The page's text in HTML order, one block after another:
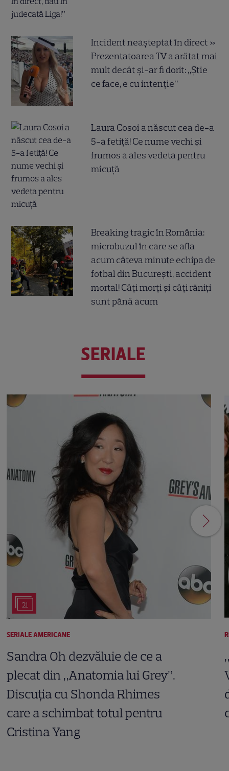
Incident neașteptat în direct »
Prezentatoarea TV a arătat mai
mult decât și-ar fi dorit: „Știe
ce face, e cu intenție”
Laura Cosoi a născut cea de-a
5-a fetiță! Ce nume vechi și
frumos a ales vedeta pentru
micuță
Breaking tragic în România:
microbuzul în care se afla
acum câteva minute echipa de
fotbal din București, accident
mortal! Câți morți și câți răniți
sunt până acum
SERIALE
21
SERIALE AMERICANE
Sandra Oh dezvăluie de ce a
plecat din „Anatomia lui Grey”.
Discuția cu Shonda Rhimes
care a schimbat totul pentru
Cristina Yang